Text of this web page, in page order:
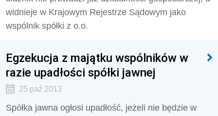
widnieje w Krajowym Rejestrze Sądowym jako
wspólnik spółki z o.o.
Egzekucja z majątku wspólników w
razie upadłości spółki jawnej
25 paź 2013
Spółka jawna ogłosi upadłość, jeżeli nie będzie w